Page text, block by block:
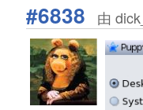
#6838 由